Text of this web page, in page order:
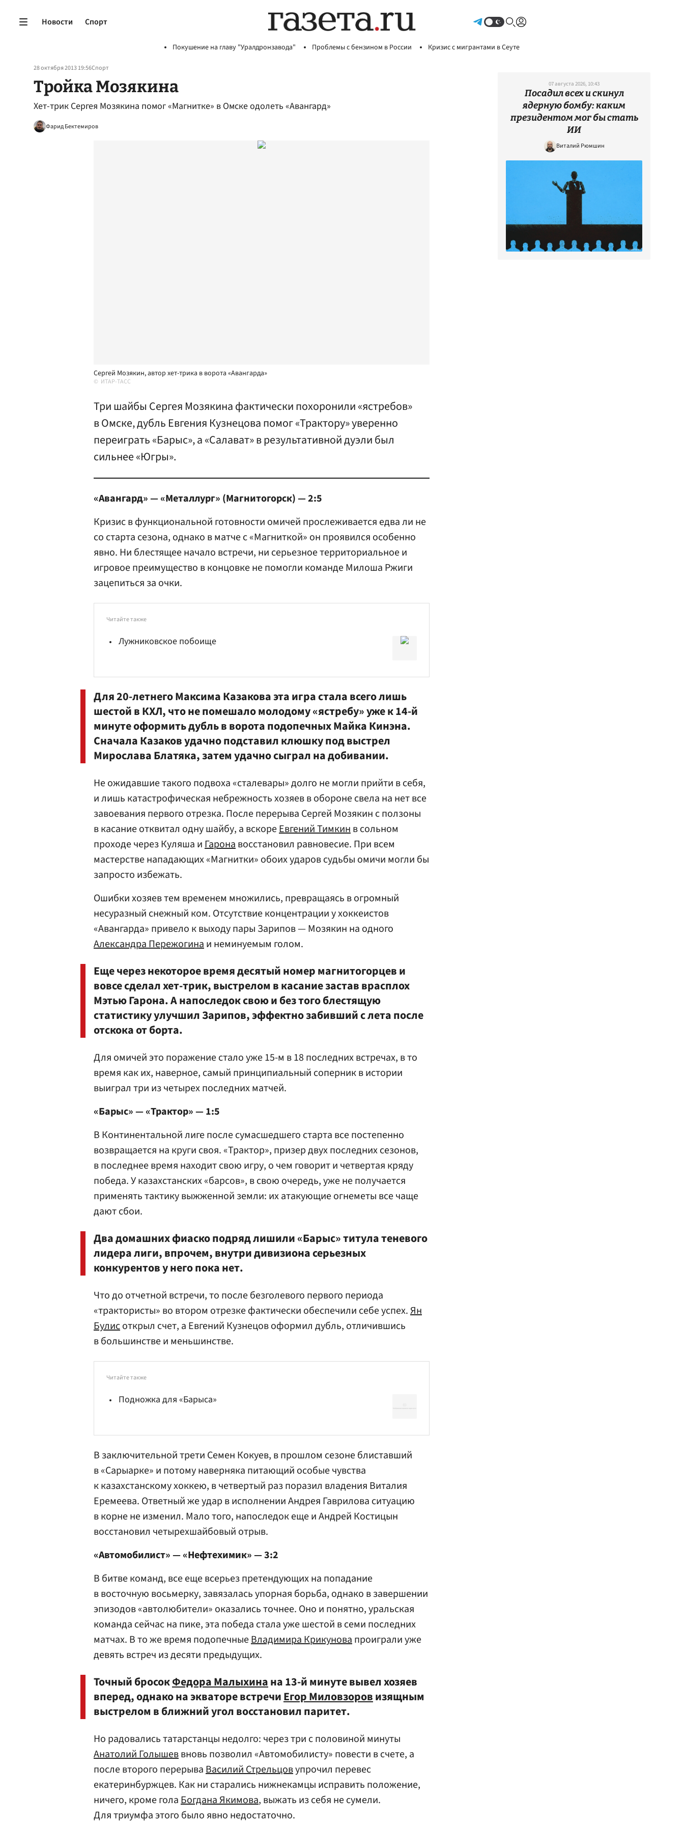
Новости Спорт
Покушение на главу "Уралдронзавода" Проблемы с бензином в России Кризис с мигрантами в Сеуте
28 октября 2013 19:56Спорт
Тройка Мозякина
Хет-трик Сергея Мозякина помог «Магнитке» в Омске одолеть «Авангард»
Фарид Бектемиров
Сергей Мозякин, автор хет-трика в ворота «Авангарда»
ИТАР-ТАСС
Три шайбы Сергея Мозякина фактически похоронили «ястребов»
в Омске, дубль Евгения Кузнецова помог «Трактору» уверенно
переиграть «Барыс», а «Салават» в результативной дуэли был
сильнее «Югры».
«Авангард» — «Металлург» (Магнитогорск) — 2:5
Кризис в функциональной готовности омичей прослеживается едва ли не
со старта сезона, однако в матче с «Магниткой» он проявился особенно
явно. Ни блестящее начало встречи, ни серьезное территориальное и
игровое преимущество в концовке не помогли команде Милоша Ржиги
зацепиться за очки.
Читайте также
Лужниковское побоище
Для 20-летнегоМаксима Казаковаэта игра стала всего лишь
шестой в КХЛ, что не помешало молодому «ястребу» уже к 14-й
минуте оформить дубль в ворота подопечныхМайка Кинэна.
Сначала Казаков удачно подставил клюшку под выстрел
Мирослава Блатяка, затем удачно сыграл на добивании.
Не ожидавшие такого подвоха «сталевары» долго не могли прийти в себя,
и лишь катастрофическая небрежность хозяев в обороне свела на нет все
завоевания первого отрезка. После перерыва Сергей Мозякин с ползоны
в касание отквитал одну шайбу, а вскореЕвгений Тимкинв сольном
проходе через Куляша иГаронавосстановил равновесие. При всем
мастерстве нападающих «Магнитки» обоих ударов судьбы омичи могли бы
запросто избежать.
Ошибки хозяев тем временем множились, превращаясь в огромный
несуразный снежный ком. Отсутствие концентрации у хоккеистов
«Авангарда» привело к выходу пары Зарипов — Мозякин на одного
Александра Пережогинаи неминуемым голом.
Еще через некоторое время десятый номер магнитогорцев и
вовсе сделал хет-трик, выстрелом в касание застав врасплох
Мэтью Гарона. А напоследок свою и без того блестящую
статистику улучшил Зарипов, эффектно забивший с лета после
отскока от борта.
Для омичей это поражение стало уже 15-м в 18 последних встречах, в то
время как их, наверное, самый принципиальный соперник в истории
выиграл три из четырех последних матчей.
«Барыс» — «Трактор» — 1:5
В Континентальной лиге после сумасшедшего старта все постепенно
возвращается на круги своя. «Трактор», призер двух последних сезонов,
в последнее время находит свою игру, о чем говорит и четвертая кряду
победа. У казахстанских «барсов», в свою очередь, уже не получается
применять тактику выжженной земли: их атакующие огнеметы все чаще
дают сбои.
Два домашних фиаско подряд лишили «Барыс» титула теневого
лидера лиги, впрочем, внутри дивизиона серьезных
конкурентов у него пока нет.
Что до отчетной встречи, то после безголевого первого периода
«трактористы» во втором отрезке фактически обеспечили себе успех.Ян
Булисоткрыл счет, а Евгений Кузнецов оформил дубль, отличившись
в большинстве и меньшинстве.
Читайте также
Подножка для «Барыса»
В заключительной трети Семен Кокуев, в прошлом сезоне блиставший
в «Сарыарке» и потому наверняка питающий особые чувства
к казахстанскому хоккею, в четвертый раз поразил владения Виталия
Еремеева. Ответный же удар в исполненииАндрея Гаврилова ситуацию
в корне не изменил. Мало того, напоследок еще иАндрей Костицын
восстановил четырехшайбовый отрыв.
«Автомобилист» — «Нефтехимик» — 3:2
В битве команд, все еще всерьез претендующих на попадание
в восточную восьмерку, завязалась упорная борьба, однако в завершении
эпизодов «автолюбители» оказались точнее. Оно и понятно, уральская
команда сейчас на пике, эта победа стала уже шестой в семи последних
матчах. В то же время подопечныеВладимира Крикуновапроиграли уже
девять встреч из десяти предыдущих.
Точный бросокФедора Малыхинана 13-й минуте вывел хозяев
вперед, однако на экваторе встречиЕгор Миловзоровизящным
выстрелом в ближний угол восстановил паритет.
Но радовались татарстанцы недолго: через три с половиной минуты
Анатолий Голышеввновь позволил «Автомобилисту» повести в счете, а
после второго перерываВасилий Стрельцовупрочил перевес
екатеринбуржцев. Как ни старались нижнекамцы исправить положение,
ничего, кроме голаБогдана Якимова, выжать из себя не сумели.
Для триумфа этого было явно недостаточно.
07 августа 2026, 10:43
Посадил всех и скинул
ядерную бомбу: каким
президентом мог бы стать
ИИ
Виталий Рюмшин